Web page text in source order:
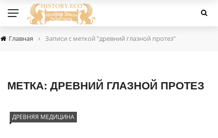
Главная › Записи с меткой "древний глазной протез"
МЕТКА: ДРЕВНИЙ ГЛАЗНОЙ ПРОТЕЗ
ДРЕВНЯЯ МЕДИЦИНА